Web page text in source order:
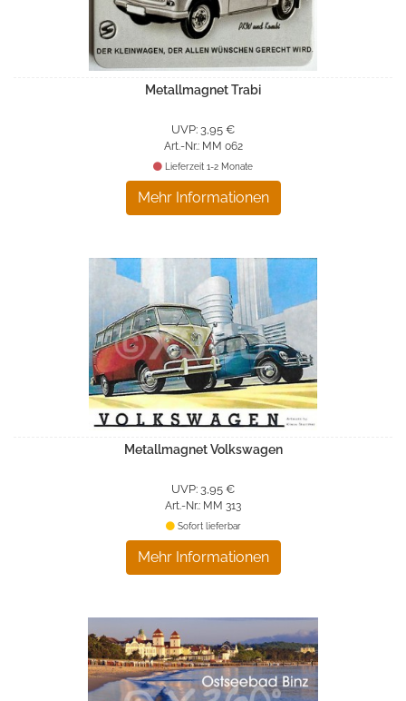
Metallmagnet Trabi
UVP: 3,95 €
Art.-Nr.: MM 062
Mehr Informationen
Lieferzeit 1-2 Monate
Metallmagnet Volkswagen
UVP: 3,95 €
Art.-Nr.: MM 313
Mehr Informationen
Sofort lieferbar